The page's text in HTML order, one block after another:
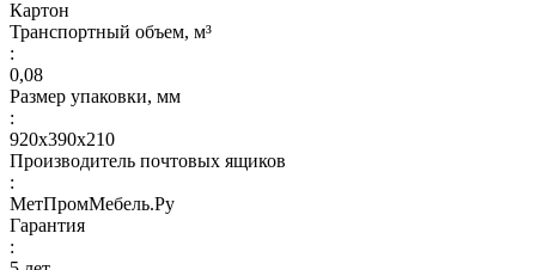
Картон
Транспортный объем, м³
:
0,08
Размер упаковки, мм
:
920х390х210
Производитель почтовых ящиков
:
МетПромМебель.Ру
Гарантия
: